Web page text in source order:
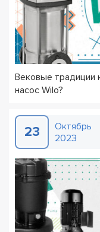
Вековые традиции
насос Wilo?
23
Октябрь
2023